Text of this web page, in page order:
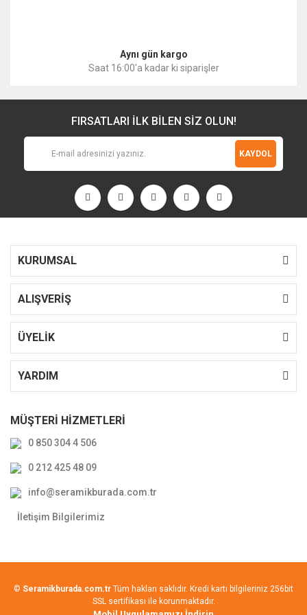
Aynı gün kargo
Saat 16:00'a kadar ki siparişler
FIRSATLARI İLK BİLEN SİZ OLUN!
KAYDOL
KURUMSAL
ALIŞVERİŞ
ÜYELİK
YARDIM
MÜŞTERİ HİZMETLERİ
0 850 304 4 506
0 212 425 48 09
info@seramikburada.com.tr
İletişim Bilgilerimiz
© Seramikburada.com.tr Tüm hakları saklıdır. Kredi kartı bilgileriniz 256bit
SSL sertifikası ile korunmaktadır.